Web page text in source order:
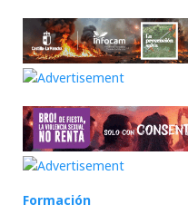
Formación